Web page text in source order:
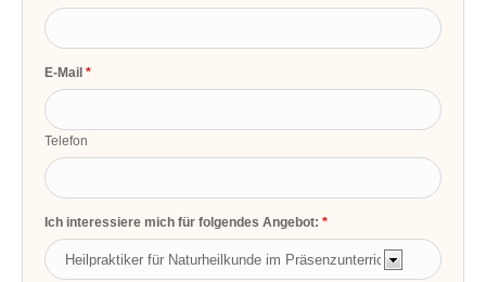
E-Mail
Telefon
Ich interessiere mich für folgendes Angebot: